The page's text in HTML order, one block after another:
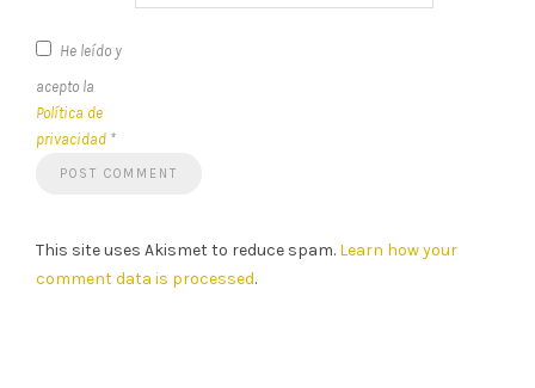
He leído y
acepto la
Política de
privacidad *
This site uses Akismet to reduce spam. Learn how your
comment data is processed.